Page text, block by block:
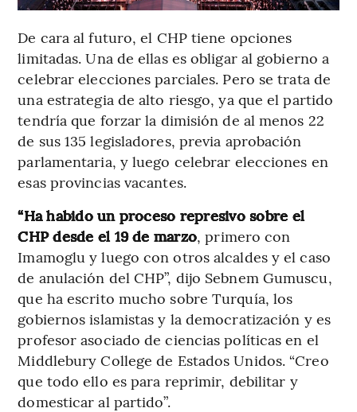
De cara al futuro, el CHP tiene opciones
limitadas. Una de ellas es obligar al gobierno a
celebrar elecciones parciales. Pero se trata de
una estrategia de alto riesgo, ya que el partido
tendría que forzar la dimisión de al menos 22
de sus 135 legisladores, previa aprobación
parlamentaria, y luego celebrar elecciones en
esas provincias vacantes.
“Ha habido un proceso represivo sobre el
CHP desde el 19 de marzo, primero con
Imamoglu y luego con otros alcaldes y el caso
de anulación del CHP”, dijo Sebnem Gumuscu,
que ha escrito mucho sobre Turquía, los
gobiernos islamistas y la democratización y es
profesor asociado de ciencias políticas en el
Middlebury College de Estados Unidos. “Creo
que todo ello es para reprimir, debilitar y
domesticar al partido”.